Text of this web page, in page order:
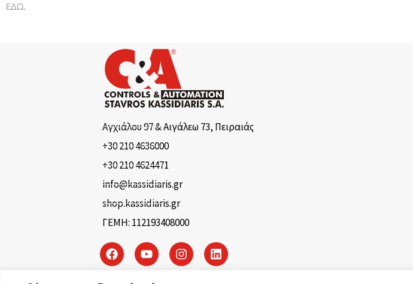
ΕΔΩ
Αγχιάλου 97 & Αιγάλεω 73, Πειραιάς
+30 210 4636000
+30 210 4624471
info@kassidiaris.gr
shop.kassidiaris.gr
ΓΕΜΗ: 112193408000